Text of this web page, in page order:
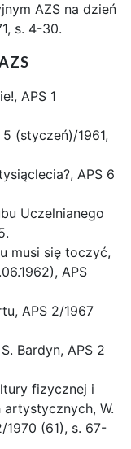
AZS na dzień
s. 4-30.
APS 1
(styczeń)/1961,
APS 6
Uczelnianego
musi się toczyć,
APS
APS 2/1967
Bardyn, APS 2
fizycznej i
W.
1970 (61), s. 67-